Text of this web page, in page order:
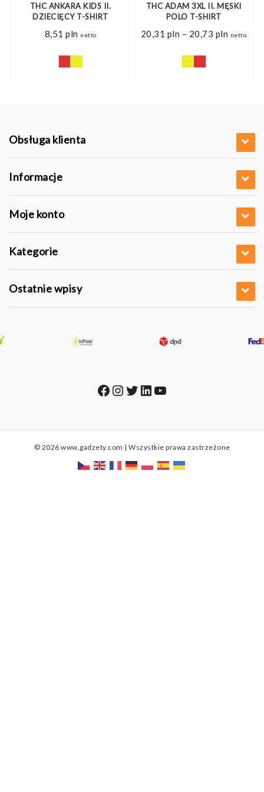
THC ANKARA KIDS II.
DZIECIĘCY T-SHIRT
8,51 pln netto
THC ADAM 3XL II. MĘSKI
POLO T-SHIRT
20,31 pln – 20,73 pln Zakres
cen:
netto
Obsługa klienta
Informacje
Moje konto
Kategorie
Ostatnie wpisy
Facebook
Instagram
Twitter
LinkedIn
YouTube
© 2026 www.gadzety.com | Wszystkie prawa zastrzeżone